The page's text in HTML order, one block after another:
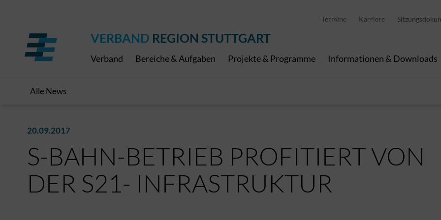
Termine Karriere
VERBAND REGION STUTTGART
Verband Bereiche & Aufgaben Projekte & Programme Informationen & Downloads
Alle News
20.09.2017
S-BAHN-BETRIEB PROFITIERT VON
DER S21- INFRASTRUKTUR